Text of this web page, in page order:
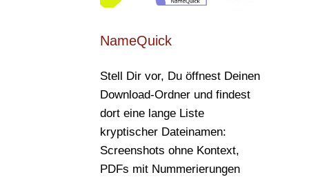
NameQuick
Stell Dir vor, Du öffnest Deinen
Download-Ordner und findest
dort eine lange Liste
kryptischer Dateinamen:
Screenshots ohne Kontext,
PDFs mit Nummerierungen